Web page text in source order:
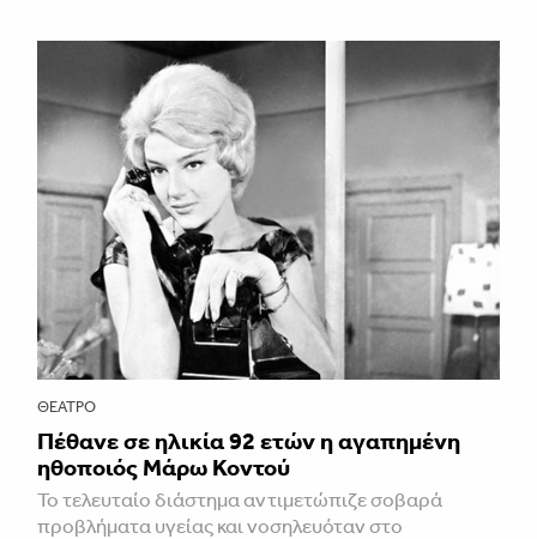
ΘΈΑΤΡΟ
Πέθανε σε ηλικία 92 ετών η αγαπημένη
ηθοποιός Μάρω Κοντού
Το τελευταίο διάστημα αντιμετώπιζε σοβαρά
προβλήματα υγείας και νοσηλευόταν στο